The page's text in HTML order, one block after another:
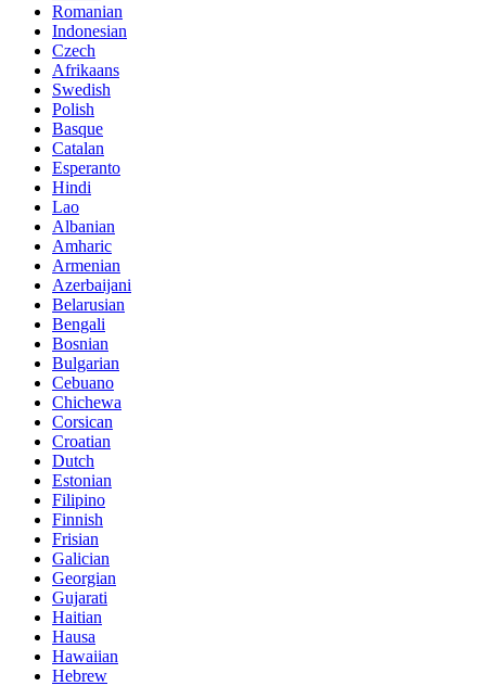
Romanian
Indonesian
Czech
Afrikaans
Swedish
Polish
Basque
Catalan
Esperanto
Hindi
Lao
Albanian
Amharic
Armenian
Azerbaijani
Belarusian
Bengali
Bosnian
Bulgarian
Cebuano
Chichewa
Corsican
Croatian
Dutch
Estonian
Filipino
Finnish
Frisian
Galician
Georgian
Gujarati
Haitian
Hausa
Hawaiian
Hebrew